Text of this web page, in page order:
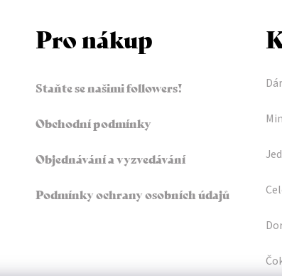
a
í
p
r
k
Pro nákup
Staňte se našimi followers!
Obchodní podmínky
Objednávání a vyzvedávání
Podmínky ochrany osobních údajů